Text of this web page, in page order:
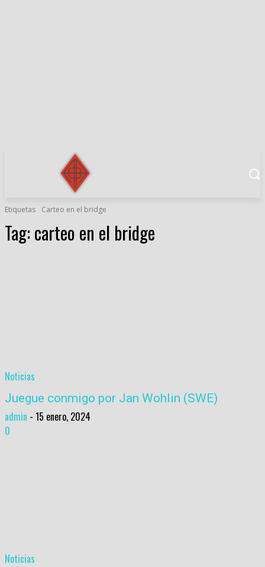
Etiquetas Carteo en el bridge
Tag:carteo en el bridge
Noticias
Juegue conmigo por Jan Wohlin (SWE)
admin - 15 enero, 2024
0
Noticias